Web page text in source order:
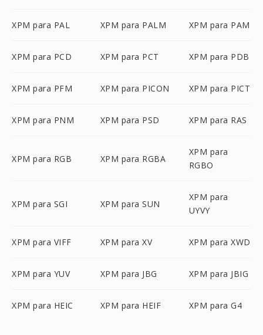
XPM para PAL XPM para PALM XPM para PAM
XPM para PCD XPM para PCT XPM para PDB
XPM para PFM XPM para PICON XPM para PICT
XPM para PNM XPM para PSD XPM para RAS
XPM para RGB XPM para RGBA
XPM para
RGBO
XPM para SGI XPM para SUN
XPM para
UYVY
XPM para VIFF XPM para XV XPM para XWD
XPM para YUV XPM para JBG XPM para JBIG
XPM para HEIC XPM para HEIF XPM para G4